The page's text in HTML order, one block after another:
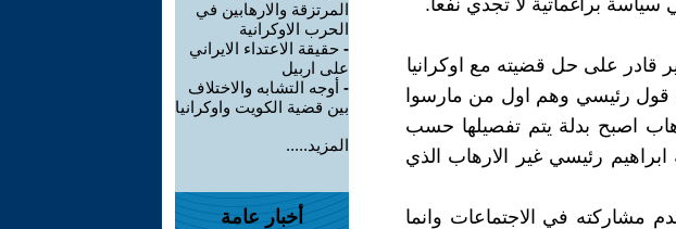
براغماتية لا تجدي نفعاً.
قادر على حل قضيته مع اوكرانيا
قول رئيسي وهم اول من مارسوا
اصبح بدلة يتم تفصيلها حسب
رئيسي غير الارهاب الذي
في الاجتماعات وانما
المرتزقة والارهابين في
الحرب الاوكرانية
- حقيقة الاعتداء الايراني
على اربيل
- أوجه التشابه والاختلاف
بين قضية الكويت واوكرانيا
المزيد.....
أخبار عامة